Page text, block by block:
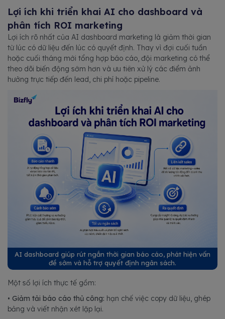
Lợi ích khi triển khai AI cho dashboard và
phân tích ROI marketing
Lợi ích rõ nhất của AI dashboard marketing là giảm thời gian
từ lúc có dữ liệu đến lúc có quyết định. Thay vì đợi cuối tuần
hoặc cuối tháng mới tổng hợp báo cáo, đội marketing có thể
theo dõi biến động sớm hơn và ưu tiên xử lý các điểm ảnh
hưởng trực tiếp đến lead, chi phí hoặc pipeline.
AI dashboard giúp rút ngắn thời gian báo cáo, phát hiện vấn
đề sớm và hỗ trợ quyết định ngân sách.
Một số lợi ích thực tế gồm:
• Giảm tải báo cáo thủ công: hạn chế việc copy dữ liệu, ghép
bảng và viết nhận xét lặp lại.